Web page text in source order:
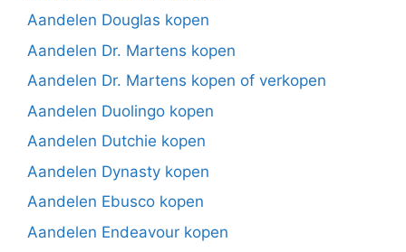
Aandelen Douglas kopen
Aandelen Dr. Martens kopen
Aandelen Dr. Martens kopen of verkopen
Aandelen Duolingo kopen
Aandelen Dutchie kopen
Aandelen Dynasty kopen
Aandelen Ebusco kopen
Aandelen Endeavour kopen